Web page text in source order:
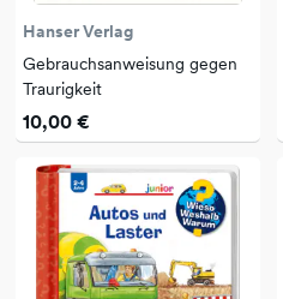
Hanser Verlag
Gebrauchsanweisung gegen
Traurigkeit
10,00 €